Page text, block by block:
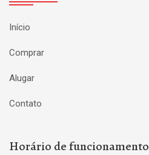
Início
Comprar
Alugar
Contato
Horário de funcionamento